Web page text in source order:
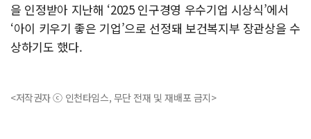
을 인정받아 지난해 ‘2025 인구경영 우수기업 시상식’에서
‘아이 키우기 좋은 기업’으로 선정돼 보건복지부 장관상을 수
상하기도 했다.
<저작권자 ⓒ 인천타임스, 무단 전재 및 재배포 금지>